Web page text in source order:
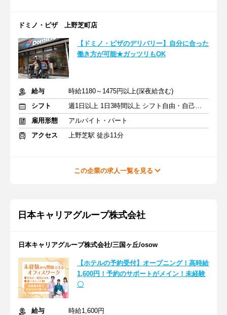
ドミノ・ピザ 上野芝町店
【ドミノ・ピザのデリバリー】自分に合った
働き方が可能★ガッツリもOK
給与
時給1180～1475円以上(深夜給含む)
シフト
週1日以上 1日3時間以上 シフト自由・自己申告
雇用形態
アルバイト・パート
アクセス
上野芝駅 徒歩11分
この企業の求人一覧を見る
日本キャリアグループ株式会社
日本キャリアグループ株式会社/三国ヶ丘/osow
【ホテルの予約受付】オープニング！高時給
1,600円！予約のサポートがメイン！未経験
〇
給与
時給1,600円